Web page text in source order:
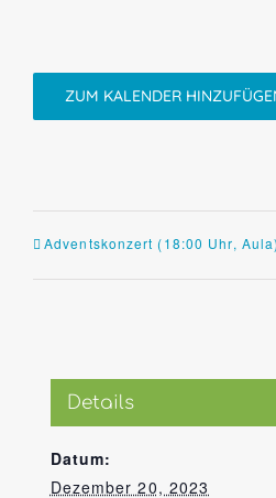
ZUM KALENDER
Adventskonzert (18:00 Uhr, Aula)
Details
Datum:
Dezember 20, 2023